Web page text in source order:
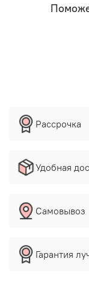
Рассрочка
Удобная
Самовывоз
Гарантия